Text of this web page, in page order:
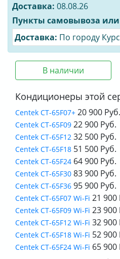
Доставка: 08.08.26
Пункты самовывоза или
Доставка: По городу
В наличии
Кондиционеры этой
Centek CT-65F07+ 20 900 Руб.
Centek CT-65F09 22 900 Руб.
Centek CT-65F12 32 500 Руб.
Centek CT-65F18 51 500 Руб.
Centek CT-65F24 64 900 Руб.
Centek CT-65F30 83 900 Руб.
Centek CT-65F36 95 900 Руб.
Centek CT-65F07 Wi-Fi 21 900
Centek CT-65F09 Wi-Fi 23 900
Centek CT-65F12 Wi-Fi 32 900
Centek CT-65F18 Wi-Fi 52 900
Centek CT-65F24 Wi-Fi 65 900